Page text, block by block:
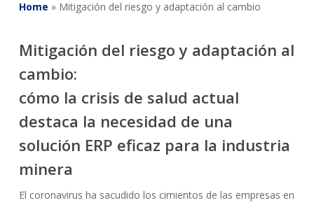
Home » Mitigación del riesgo y adaptación al cambio
Mitigación del riesgo y adaptación al
cambio:
cómo la crisis de salud actual
destaca la necesidad de una
solución ERP eficaz para la industria
minera
El coronavirus ha sacudido los cimientos de las empresas en